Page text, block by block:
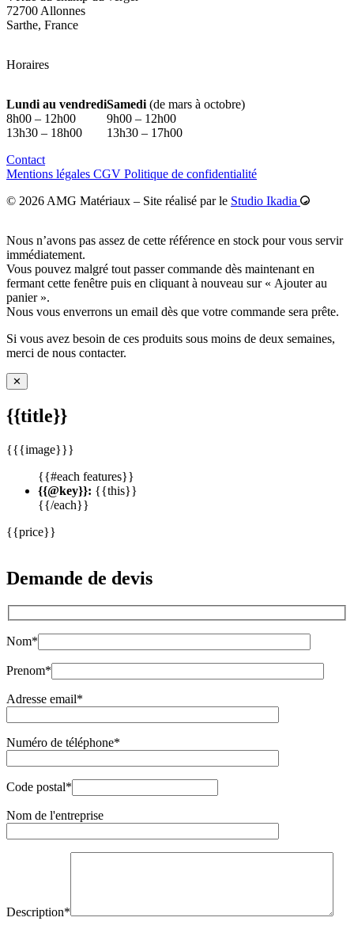
72700 Allonnes
Sarthe, France
Horaires
Lundi au vendredi
8h00 – 12h00
13h30 – 18h00
Samedi (de mars à octobre)
9h00 – 12h00
13h30 – 17h00
Contact
Mentions légales CGV Politique de confidentialité
© 2026 AMG Matériaux – Site réalisé par le Studio Ikadia
Nous n’avons pas assez de cette référence en stock pour vous servir
immédiatement.
Vous pouvez malgré tout passer commande dès maintenant en
fermant cette fenêtre puis en cliquant à nouveau sur « Ajouter au
panier ».
Nous vous enverrons un email dès que votre commande sera prête.
Si vous avez besoin de ces produits sous moins de deux semaines,
merci de nous contacter.
✕
{{title}}
{{{image}}}
{{#each features}}
{{@key}}: {{this}}
{{/each}}
{{price}}
Demande de devis
Nom*
Prenom*
Adresse email*
Numéro de téléphone*
Code postal*
Nom de l'entreprise
Description*